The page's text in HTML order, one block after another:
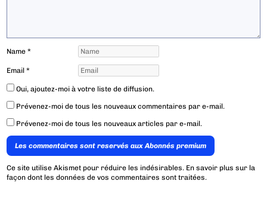
Name*
Email*
Oui, ajoutez-moi à votre liste de diffusion.
Prévenez-moi de tous les nouveaux commentaires par e-mail.
Prévenez-moi de tous les nouveaux articles par e-mail.
Les commentaires sont reservés aux Abonnés premium
Ce site utilise Akismet pour réduire les indésirables. En savoir plus sur la
façon dont les données de vos commentaires sont traitées.